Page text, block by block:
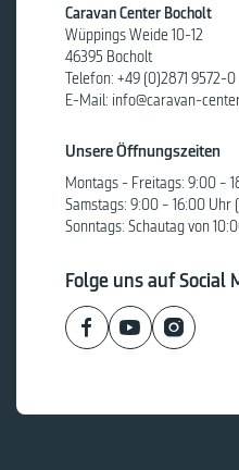
Caravan Center Bocholt
Wüppings Weide 10-12
46395 Bocholt
Telefon: +49 (0)2871 9572-0
E-Mail: info@caravan-
Unsere Öffnungszeiten
Montags - Freitags: 9:00 –
Samstags: 9:00 – 16:00 Uhr
Sonntags: Schautag von
Folge uns auf Social